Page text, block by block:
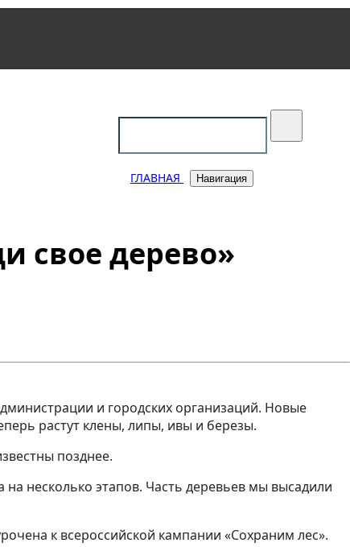
ГЛАВНАЯ Навигация
свое дерево»
и городских организаций. Новые
растут клены, липы, ивы и березы.
позднее.
несколько этапов. Часть деревьев мы высадили
к всероссийской кампании «Сохраним лес».